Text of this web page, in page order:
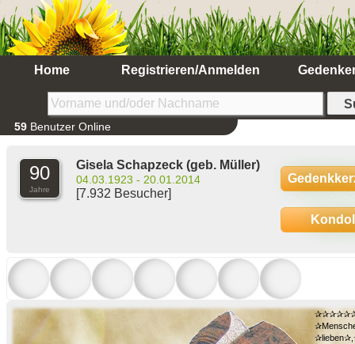
Home Registrieren/Anmelden
59 Benutzer Online
90
Jahre
Gisela Schapzeck (geb. Müller)
04.03.1923 - 20.01.2014
[7.932 Besucher]